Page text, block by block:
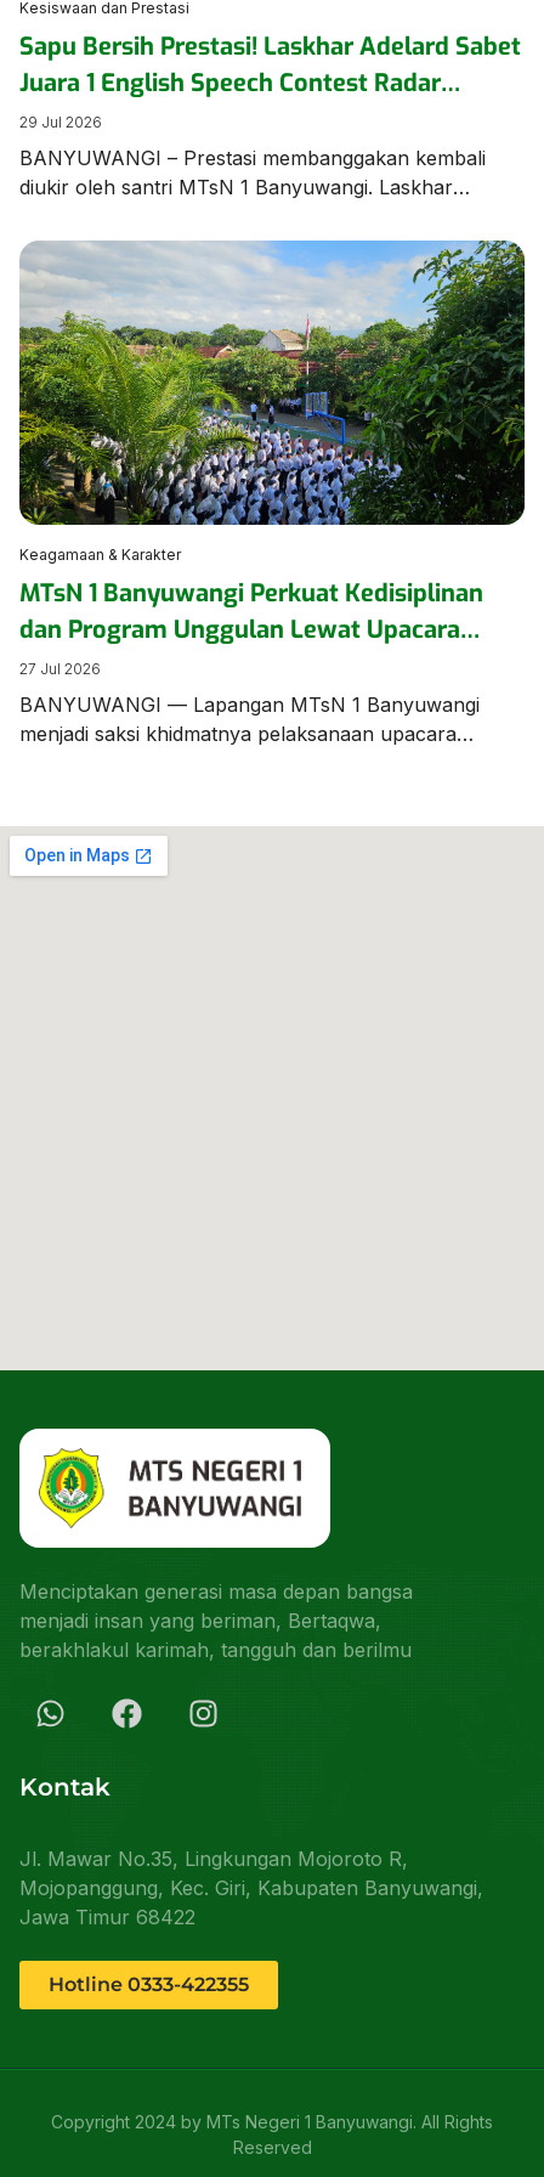
Kesiswaan dan Prestasi
Sapu Bersih Prestasi! Laskhar Adelard Sabet
Juara 1 English Speech Contest Radar
Banyuwangi
29 Jul 2026
BANYUWANGI – Prestasi membanggakan kembali
diukir oleh santri MTsN 1 Banyuwangi. Laskhar
sebagai Juara 1 dalam ajang bergengsi English Speech
Contest yang diselenggarakan oleh Jawa Pos Radar
Banyuwangi pada Rabu (28/7/2026) di Aula MAN 1
Banyuwangi. Kemenangan manis ini diraih melalui
perjuangan ekstra keras. Menurut sang pembimbing,
[…]
Keagamaan & Karakter
MTsN 1 Banyuwangi Perkuat Kedisiplinan
dan Program Unggulan Lewat Upacara
Bendera Berbahasa Inggris
27 Jul 2026
BANYUWANGI — Lapangan MTsN 1 Banyuwangi
menjadi saksi khidmatnya pelaksanaan upacara
menggunakan Bahasa Inggris, menunjukkan
komitmen sekolah dalam membiasakan kemampuan
berbahasa asing bagi para siswanya. Bertindak
Menciptakan generasi masa depan bangsa
menjadi insan yang beriman, Bertaqwa,
berakhlakul karimah, tangguh dan berilmu
Kontak
Jl. Mawar No.35, Lingkungan Mojoroto R,
Mojopanggung, Kec. Giri, Kabupaten Banyuwangi,
Jawa Timur 68422
Hotline 0333-422355
Copyright 2024 by MTs Negeri 1 Banyuwangi. All Rights
Reserved